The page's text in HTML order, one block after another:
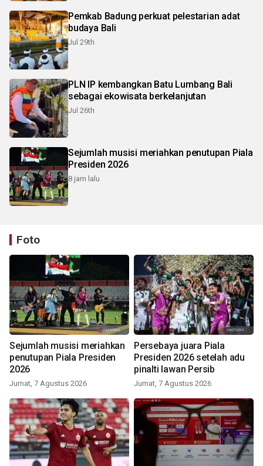
Pemkab Badung perkuat pelestarian adat
budaya Bali
Jul 29th
PLN IP kembangkan Batu Lumbang Bali
sebagai ekowisata berkelanjutan
Jul 26th
Sejumlah musisi meriahkan penutupan Piala
Presiden 2026
8 jam lalu
Foto
Sejumlah musisi meriahkan
penutupan Piala Presiden
2026
Jumat, 7 Agustus 2026
Persebaya juara Piala
Presiden 2026 setelah adu
pinalti lawan Persib
Jumat, 7 Agustus 2026